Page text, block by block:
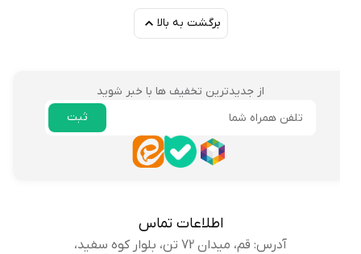
برگشت به بالا
از جدیدترین تخفیف ها با خبر شوید
اطلاعات تماس
آدرس: قم، میدان 72 تن، بلوار کوه سفید،